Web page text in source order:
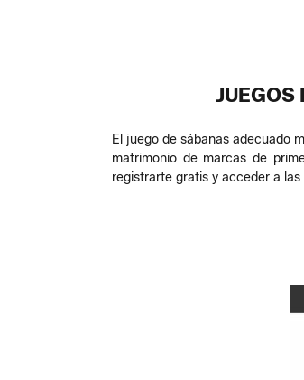
JUEGOS
El juego de sábanas adecuado
matrimonio de marcas de
registrarte gratis y acceder a